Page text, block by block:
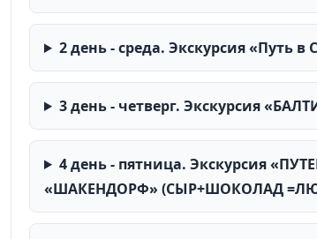
2 день - среда. Экскурсия «Путь
3 день - четверг. Экскурсия
4 день - пятница. Экскурсия
«ШАКЕНДОРФ» (СЫР+ШОКОЛАД